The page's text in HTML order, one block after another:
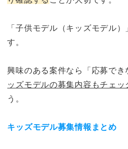
「子供モデル（キッズモデル
す。
興味のある案件なら「応募でき
ッズモデルの募集内容もチェッ
う。
キッズモデル募集情報まとめ